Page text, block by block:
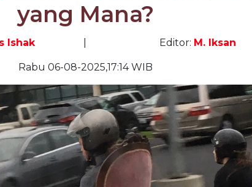
yang Mana?
Ishak Editor: M. Iksan
Rabu 06-08-2025,17:14 WIB